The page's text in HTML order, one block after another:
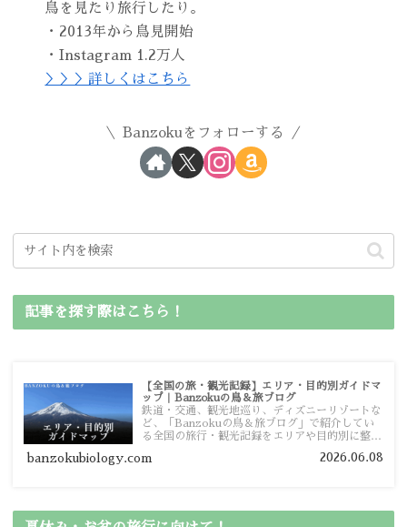
鳥を見たり旅行したり。
・2013年から鳥見開始
・Instagram 1.2万人
＞＞＞詳しくはこちら
Banzokuをフォローする
記事を探す際はこちら！
【全国の旅・観光記録】エリア・目的別ガイドマ
ップ｜Banzokuの鳥＆旅ブログ
鉄道・交通、観光地巡り、ディズニーリゾートな
ど、「Banzokuの鳥＆旅ブログ」で紹介してい
る全国の旅行・観光記録をエリアや目的別に整理
ガイドマップからスムーズに見つけていただけま
banzokubiology.com 2026.06.08